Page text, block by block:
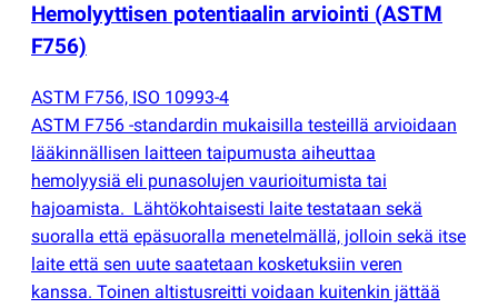
Hemolyyttisen potentiaalin arviointi (ASTM
F756)
ASTM F756, ISO 10993-4
ASTM F756 -standardin mukaisilla testeillä arvioidaan
lääkinnällisen laitteen taipumusta aiheuttaa
hemolyysiä eli punasolujen vaurioitumista tai
hajoamista. Lähtökohtaisesti laite testataan sekä
suoralla että epäsuoralla menetelmällä, jolloin sekä itse
laite että sen uute saatetaan kosketuksiin veren
kanssa. Toinen altistusreitti voidaan kuitenkin jättää